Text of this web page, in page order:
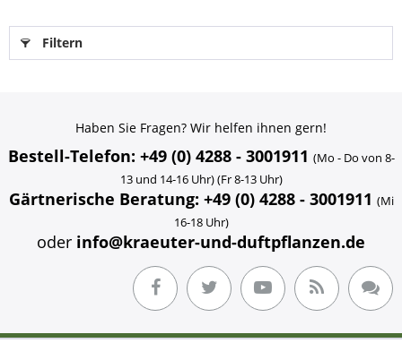
Filtern
Haben Sie Fragen? Wir helfen ihnen gern!
Bestell-Telefon: +49 (0) 4288 - 3001911 (Mo - Do von 8-
13 und 14-16 Uhr) (Fr 8-13 Uhr)
Gärtnerische Beratung: +49 (0) 4288 - 3001911 (Mi
16-18 Uhr)
oder info@kraeuter-und-duftpflanzen.de